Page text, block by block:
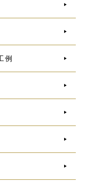
例